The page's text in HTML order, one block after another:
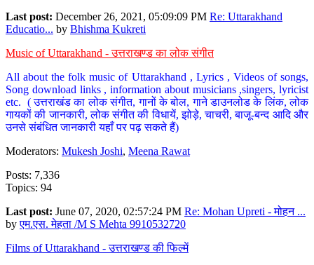
Last post: December 26, 2021, 05:09:09 PM Re: Uttarakhand
Educatio... by Bhishma Kukreti
Music of Uttarakhand - उत्तराखण्ड का लोक संगीत
All about the folk music of Uttarakhand , Lyrics , Videos of songs,
Song download links , information about musicians ,singers, lyricist
etc. ( उत्तराखंड का लोक संगीत, गानों के बोल, गाने डाउनलोड के लिंक, लोक
गायकों की जानकारी, लोक संगीत की विधायें, झोड़े, चाचरी, बाजू-बन्द आदि और
उनसे संबंधित जानकारी यहाँ पर पढ़ सकते हैं)
Moderators: Mukesh Joshi, Meena Rawat
Posts: 7,336
Topics: 94
Last post: June 07, 2020, 02:57:24 PM Re: Mohan Upreti - मोहन ...
byएम.एस. मेहता /M S Mehta 9910532720
Films of Uttarakhand - उत्तराखण्ड की फिल्में